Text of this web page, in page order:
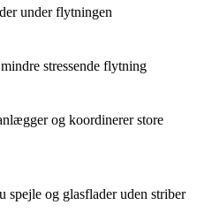
under flytningen
stressende flytning
og koordinerer store
spejle og glasflader uden striber